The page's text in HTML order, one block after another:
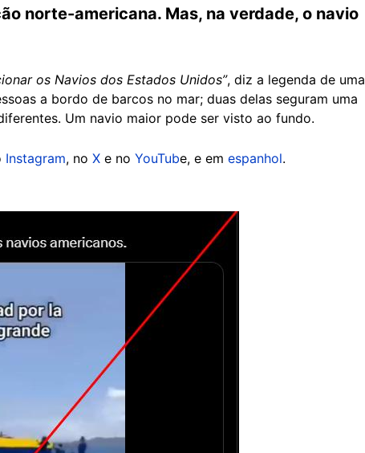
norte-americana. Mas, na verdade, o navio
os Navios dos Estados Unidos”, diz a legenda de uma
a bordo de barcos no mar; duas delas seguram uma
Um navio maior pode ser visto ao fundo.
Instagram, no X e no YouTube, e em espanhol.